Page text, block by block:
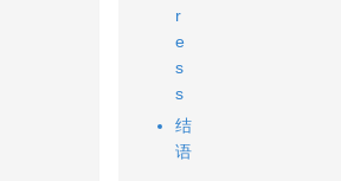
r
e
s
s
结
语